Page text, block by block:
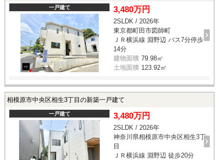
一戸建て 3,480万円
2SLDK / 2026年
東京都町田市図師町
ＪＲ横浜線 淵野辺 バス7分停歩
14分
建物面積 79.98㎡
土地面積 123.92㎡
相模原市中央区相生3丁目の新築一戸建て
一戸建て 3,480万円
2SLDK / 2026年
神奈川県相模原市中央区相生3丁
目
ＪＲ横浜線 淵野辺 徒歩20分